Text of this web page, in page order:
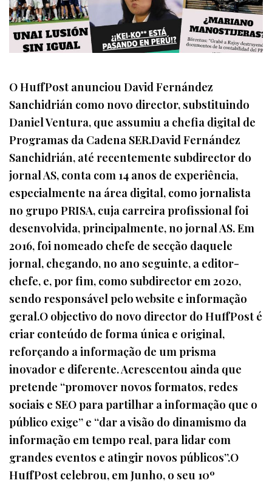
O HuffPost anunciou David Fernández
Sanchidrián como novo director, substituindo
Daniel Ventura, que assumiu a chefia digital de
Programas da Cadena SER.David Fernández
Sanchidrián, até recentemente subdirector do
jornal AS, conta com 14 anos de experiência,
especialmente na área digital, como jornalista
no grupo PRISA, cuja carreira profissional foi
desenvolvida, principalmente, no jornal AS. Em
2016, foi nomeado chefe de secção daquele
jornal, chegando, no ano seguinte, a editor-
chefe, e, por fim, como subdirector em 2020,
sendo responsável pelo website e informação
geral.O objectivo do novo director do HuffPost é
criar conteúdo de forma única e original,
reforçando a informação de um prisma
inovador e diferente. Acrescentou ainda que
pretende “promover novos formatos, redes
sociais e SEO para partilhar a informação que o
público exige” e “dar a visão do dinamismo da
informação em tempo real, para lidar com
grandes eventos e atingir novos públicos”.O
HuffPost celebrou, em Junho, o seu 10º